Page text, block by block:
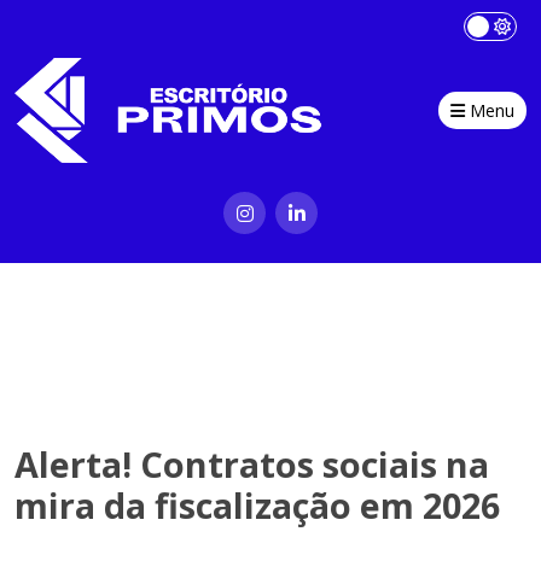
Menu
Alerta! Contratos sociais na
mira da fiscalização em 2026